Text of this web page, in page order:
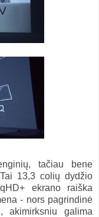
tačiau bene
13,3 colių dydžio
ekrano raiška
- nors pagrindinė
akimirksniu galima